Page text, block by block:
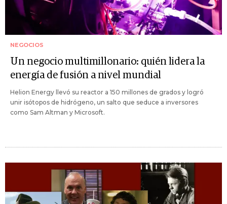
NEGOCIOS
Un negocio multimillonario: quién lidera la
energía de fusión a nivel mundial
Helion Energy llevó su reactor a 150 millones de grados y logró
unir isótopos de hidrógeno, un salto que seduce a inversores
como Sam Altman y Microsoft.